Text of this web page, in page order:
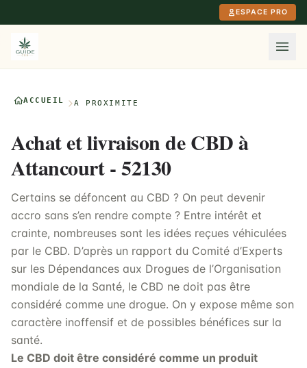
ESPACE PRO
ACCUEIL À PROXIMITÉ
Achat et livraison de CBD à
Attancourt - 52130
Certains se défoncent au CBD ? On peut devenir
accro sans s’en rendre compte ? Entre intérêt et
crainte, nombreuses sont les idées reçues véhiculées
par le CBD. D’après un rapport du Comité d’Experts
sur les Dépendances aux Drogues de l’Organisation
mondiale de la Santé, le CBD ne doit pas être
considéré comme une drogue. On y expose même son
caractère inoffensif et de possibles bénéfices sur la
santé.
Le CBD doit être considéré comme un produit